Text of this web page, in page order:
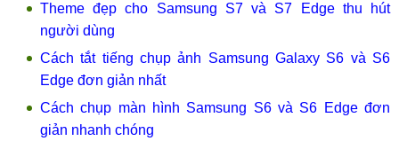
Theme đẹp cho Samsung S7 và S7 Edge thu hút
người dùng
Cách tắt tiếng chụp ảnh Samsung Galaxy S6 và S6
Edge đơn giản nhất
Cách chụp màn hình Samsung S6 và S6 Edge đơn
giản nhanh chóng